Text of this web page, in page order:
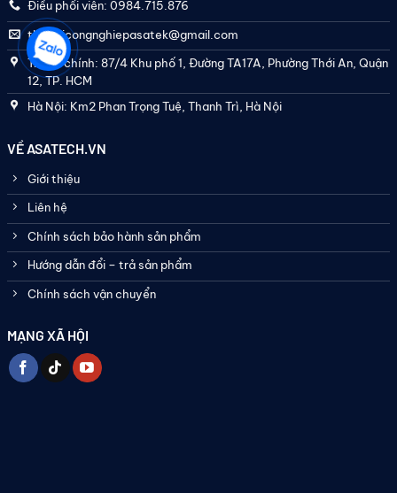
Điều phối viên: 0984.715.876
thietbicongnghiepasatek@gmail.com
Trụ sở chính: 87/4 Khu phố 1, Đường TA17A, Phường Thới An, Quận
12, TP. HCM
Hà Nội: Km2 Phan Trọng Tuệ, Thanh Trì, Hà Nội
VỀ ASATECH.VN
Giới thiệu
Liên hệ
Chính sách bảo hành sản phẩm
Hướng dẫn đổi – trả sản phẩm
Chính sách vận chuyển
MẠNG XÃ HỘI